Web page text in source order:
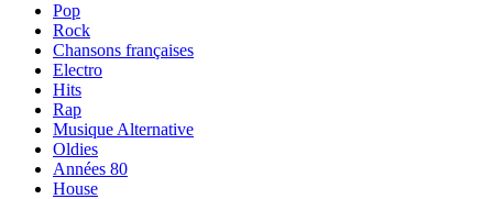
Pop
Rock
Chansons françaises
Electro
Hits
Rap
Musique Alternative
Oldies
Années 80
House